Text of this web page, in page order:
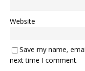
Website
Save my name,
next time I comment.